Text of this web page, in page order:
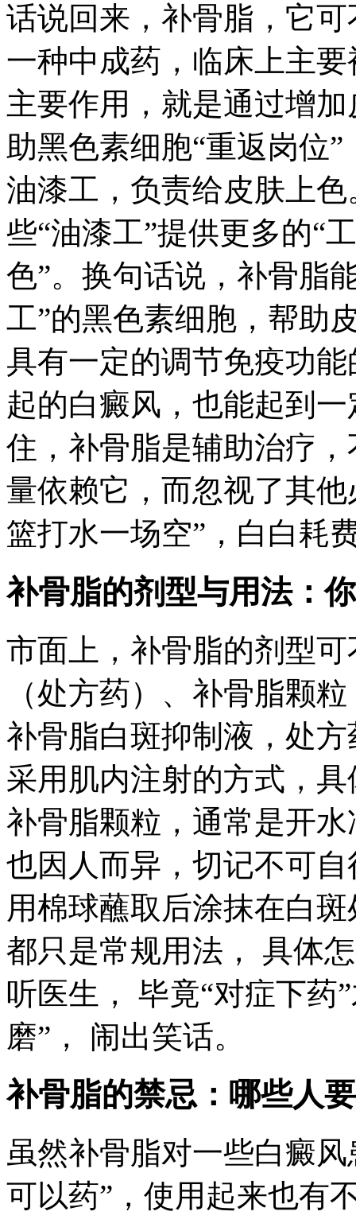
话说回来，补骨脂，它
一种中成药，临床上主
主要作用，就是通过增
助黑色素细胞“重返岗位
油漆工，负责给皮肤上
些“油漆工”提供更多的“
色”。换句话说，补骨脂
工”的黑色素细胞，帮助
具有一定的调节免疫功
起的白癜风，也能起到
住，补骨脂是辅助治疗
量依赖它，而忽视了其
篮打水一场空”，白白耗
补骨脂的剂型与用法：
市面上，补骨脂的剂型
（处方药）、补骨脂颗
补骨脂白斑抑制液，处
采用肌内注射的方式，
补骨脂颗粒，通常是开
也因人而异，切记不可
用棉球蘸取后涂抹在白
都只是常规用法， 具体
听医生， 毕竟“对症下药
磨”， 闹出笑话。
补骨脂的禁忌：哪些人
虽然补骨脂对一些白癜
可以药”，使用起来也有